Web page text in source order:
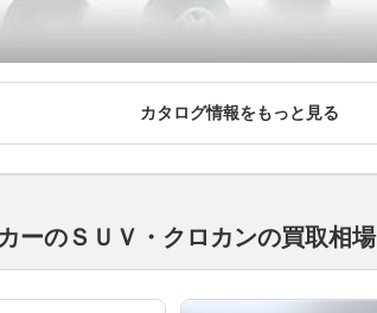
カタログ情報をもっと見る
ーのＳＵＶ・クロカンの買取相場